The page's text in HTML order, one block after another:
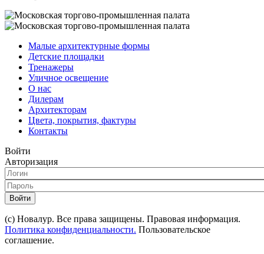
Малые архитектурные формы
Детские площадки
Тренажеры
Уличное освещение
О нас
Дилерам
Архитекторам
Цвета, покрытия, фактуры
Контакты
Войти
Авторизация
Войти
(с) Новалур. Все права защищены. Правовая информация.
Политика конфиденциальности. Пользовательское
соглашение.